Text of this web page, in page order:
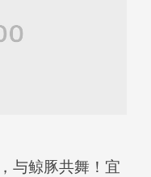
与鲸豚共舞！宜